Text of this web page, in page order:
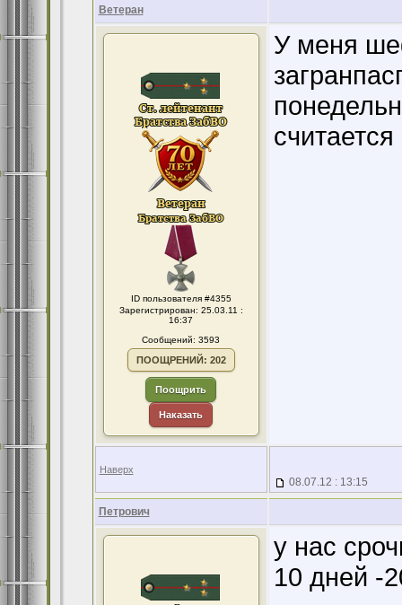
Ветеран
ID пользователя #4355
Зарегистрирован: 25.03.11 :
16:37
Сообщений: 3593
ПООЩРЕНИЙ: 202
Поощрить
Наказать
У меня
Наверх
08.07.12 : 13:15
Петрович
у нас
10 дней -